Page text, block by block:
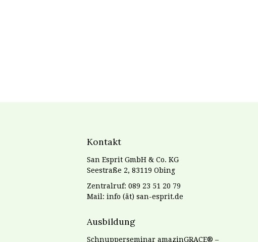
Kontakt
San Esprit GmbH & Co. KG
Seestraße 2, 83119 Obing
Zentralruf: 089 23 51 20 79
Mail: info (ät) san-esprit.de
Ausbildung
Schnupperseminar amazinGRACE® –